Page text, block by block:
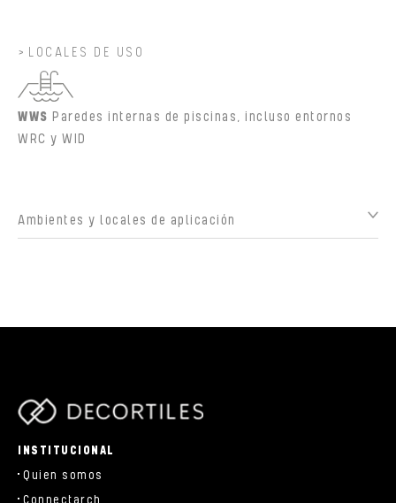
LOCALES DE USO
WWS Paredes internas de piscinas, incluso entornos
WRC y WID
Ambientes y locales de aplicación
INSTITUCIONAL
Quien somos